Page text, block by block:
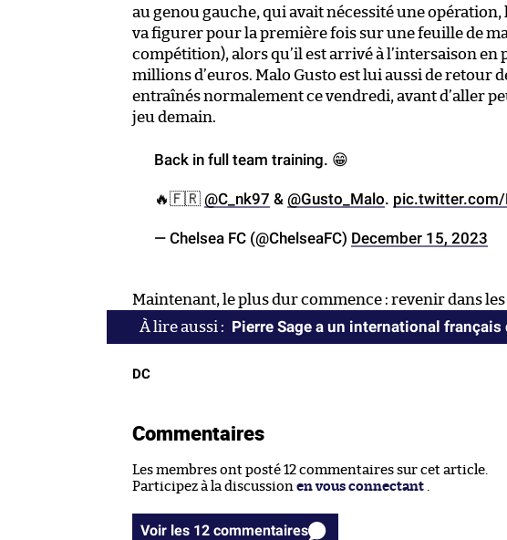
au genou gauche, qui avait nécessité une
va figurer pour la première fois sur une feuille de
compétition), alors qu’il est arrivé à l’intersaison en
millions d’euros. Malo Gusto est lui aussi de retour
entraînés normalement ce vendredi, avant d’aller
jeu demain.
Back in full team training. 😁
🔥🇫🇷 @C_nk97 & @Gusto_Malo. pic.twitter.com/
— Chelsea FC (@ChelseaFC) December 15, 2023
Maintenant, le plus dur commence : revenir dans
Pierre Sage a un international français
DC
Commentaires
Les membres ont posté 12 commentaires sur cet article.
Participez à la discussion en vous connectant
Voir les 12 commentaires